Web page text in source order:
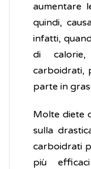
aumentare
quindi,
infatti,
di
carboidrati,
parte in
Molte diete
sulla
carboidrati
più